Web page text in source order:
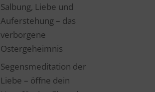
Salbung, Liebe und
Auferstehung – das
verborgene
Ostergeheimnis
Segensmeditation der
Liebe – öffne dein